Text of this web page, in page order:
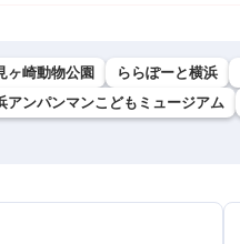
ヶ崎動物公園 ららぽーと横浜
アンパンマンこどもミュージアム